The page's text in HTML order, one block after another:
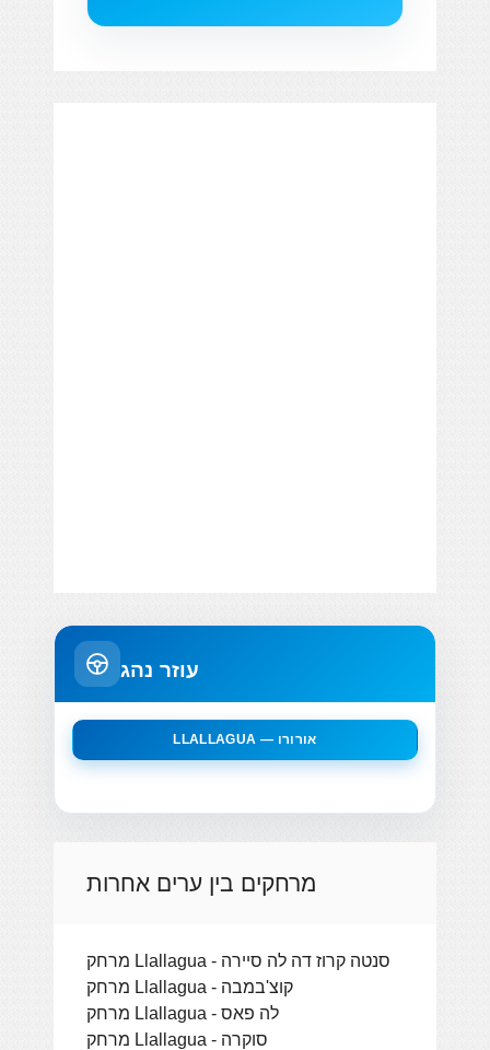
עוזר נהג
LLALLAGUA — אורורו
מרחקים בין ערים אחרות
מרחק Llallagua - סנטה קרוז דה לה סיירה
מרחק Llallagua - קוצ'במבה
מרחק Llallagua - לה פאס
מרחק Llallagua - סוקרה